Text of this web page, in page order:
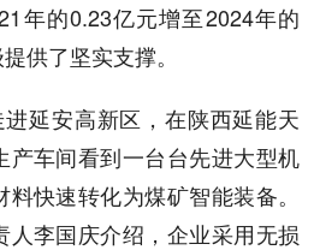
年的0.23亿元增至2024年的
供了坚实支撑。
延安高新区，在陕西延能天
产车间看到一台台先进大型机
快速转化为煤矿智能装备。
人李国庆介绍，企业采用无损